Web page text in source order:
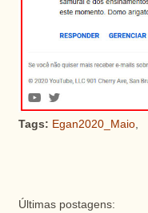
Tags: Egan2020_Maio,
Últimas postagens: